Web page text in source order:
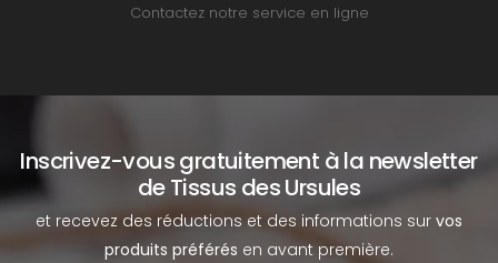
Contactez notre service en ligne
Inscrivez-vous gratuitement à la newsletter
de Tissus des Ursules
et recevez des réductions et des informations sur vos
produits préférés en avant première.